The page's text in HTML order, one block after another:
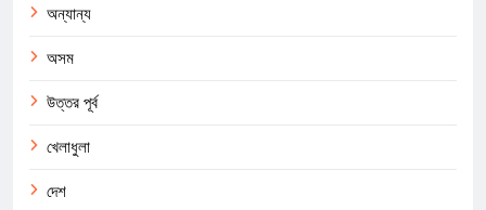
অন্যান্য
অসম
উত্তর পূর্ব
খেলাধুলা
দেশ